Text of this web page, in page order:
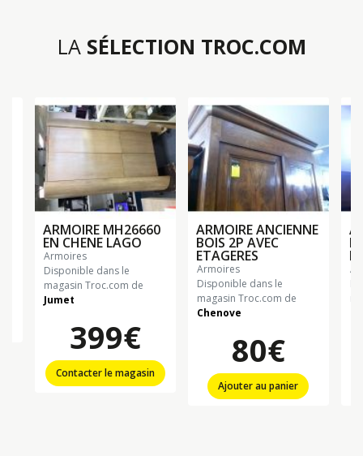
LA SÉLECTION TROC.COM
ARMOIRE MH26660
EN CHENE LAGO
armoires
Disponible dans le
magasin Troc.com de
Jumet
399€
Contacter le magasin
ARMOIRE ANCIENNE
BOIS 2P AVEC
ETAGERES
armoires
Disponible dans le
magasin Troc.com de
Chenove
80€
Ajouter au panier